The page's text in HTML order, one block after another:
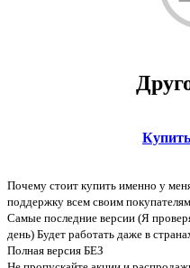
Почему стоит купить именно у
поддержку всем своим
Самые последние версии (Я
день) Будет работать даже в
Полная версия БЕЗ